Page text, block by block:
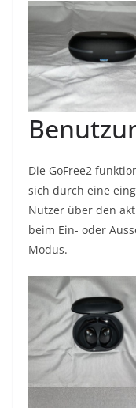
Die GoFree2
sich durch eine
Nutzer über den
beim Ein- oder
Modus.